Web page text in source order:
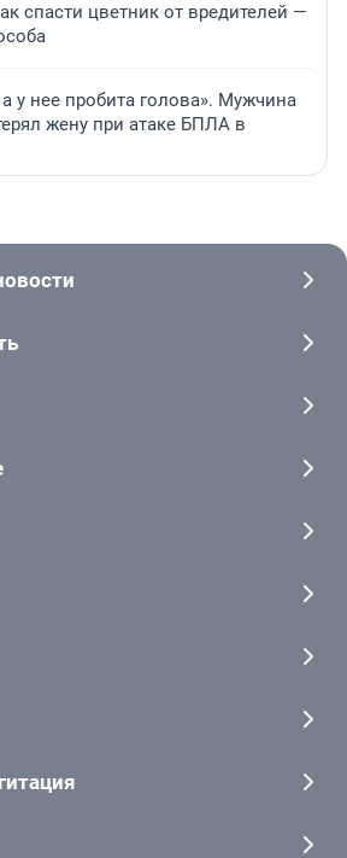
спасти цветник от вредителей —
у нее пробита голова». Мужчина
жену при атаке БПЛА в